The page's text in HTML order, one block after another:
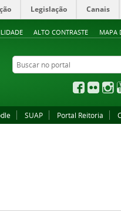
ALTO CONTRASTE MAPA
Legislação Canais
Buscar no portal
Facebook
Flickr
SUAP Portal Reitoria